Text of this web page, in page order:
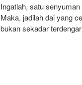
Ingatlah, satu
Maka, jadilah dai yang
bukan sekadar